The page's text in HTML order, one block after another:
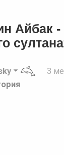
Айбак -
3